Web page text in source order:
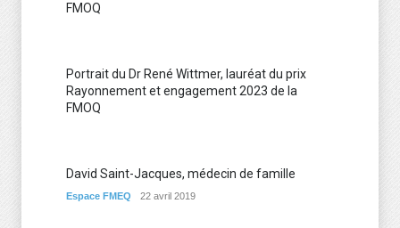
FMOQ
Portrait du Dr René Wittmer, lauréat du prix
Rayonnement et engagement 2023 de la
FMOQ
David Saint-Jacques, médecin de famille
Espace FMEQ 22 avril 2019